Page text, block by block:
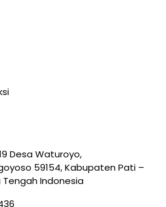
Desa Waturoyo,
59154, Kabupaten Pati –
Indonesia